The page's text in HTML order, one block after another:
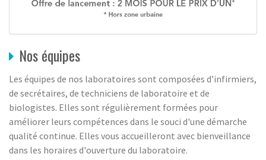
Nos équipes
Les équipes de nos laboratoires sont composées d’infirmiers,
de secrétaires, de techniciens de laboratoire et de
biologistes. Elles sont régulièrement formées pour
améliorer leurs compétences dans le souci d'une démarche
qualité continue. Elles vous accueilleront avec bienveillance
dans les horaires d'ouverture du laboratoire.